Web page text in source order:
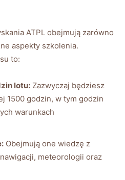
ATPL obejmują zarówno
aspekty szkolenia.
to:
lotu: Zazwyczaj będziesz
1500 godzin, w tym godzin
warunkach
Obejmują one wiedzę z
meteorologii oraz